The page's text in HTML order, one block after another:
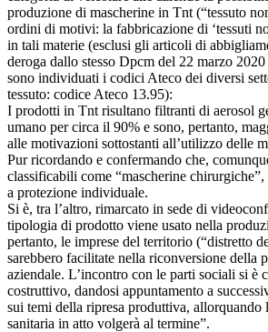
produzione di mascherine in Tnt (“tessuto
ordini di motivi: la fabbricazione di ‘tessuti
in tali materie (esclusi gli articoli di
deroga dallo stesso Dpcm del 22 marzo
sono individuati i codici Ateco dei diversi
tessuto: codice Ateco 13.95):
I prodotti in Tnt risultano filtranti di aerosol
umano per circa il 90% e sono, pertanto,
alle motivazioni sottostanti all’utilizzo delle
Pur ricordando e confermando che,
classificabili come “mascherine
a protezione individuale.
Si è, tra l’altro, rimarcato in sede di
tipologia di prodotto viene usato nella
pertanto, le imprese del territorio (“distretto
sarebbero facilitate nella riconversione della
aziendale. L’incontro con le parti sociali si è
costruttivo, dandosi appuntamento a
sui temi della ripresa produttiva, allorquando
sanitaria in atto volgerà al termine”.